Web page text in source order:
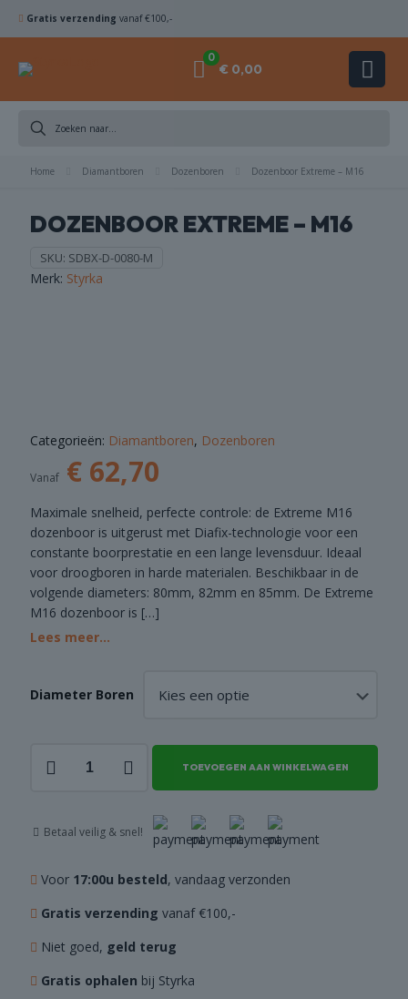
Gratis verzending vanaf €100,-
0
€ 0,00
Home Diamantboren Dozenboren Dozenboor Extreme – M16
DOZENBOOR EXTREME – M16
SKU: SDBX-D-0080-M
Merk: Styrka
Categorieën: Diamantboren, Dozenboren
Vanaf € 62,70
Maximale snelheid, perfecte controle: de Extreme M16
dozenboor is uitgerust met Diafix-technologie voor een
constante boorprestatie en een lange levensduur. Ideaal
voor droogboren in harde materialen. Beschikbaar in de
volgende diameters: 80mm, 82mm en 85mm. De Extreme
M16 dozenboor is […]
Lees meer...
Diameter Boren
Extreme
aantal
TOEVOEGEN AAN WINKELWAGEN
Betaal veilig & snel!
Voor 17:00u besteld, vandaag verzonden
Gratis verzending vanaf €100,-
Niet goed, geld terug
Gratis ophalen bij Styrka
ZAAGBLADEN
KOMSCHIJVEN
& BEITELS
DEALS